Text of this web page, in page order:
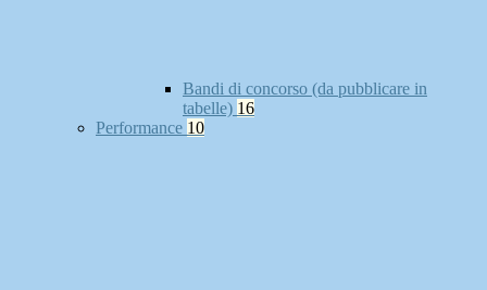
Bandi di concorso (da pubblicare in
tabelle) 16
Performance 10